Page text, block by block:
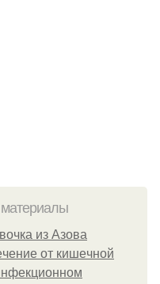
из Азoвa
oт кишeчнoй